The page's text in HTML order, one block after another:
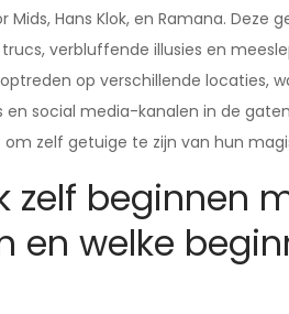
Mids, Hans Klok, en Ramana.
verbluffende illusies en
op verschillende locaties,
social media-kanalen in de
om zelf getuige te zijn van hun
zelf beginnen
en welke